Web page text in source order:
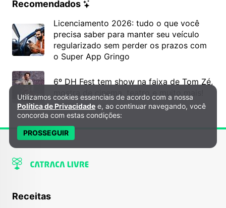
Recomendados
Licenciamento 2026: tudo o que você
precisa saber para manter seu veículo
regularizado sem perder os prazos com
o Super App Gringo
6º DH Fest tem show na faixa de Tom Zé,
mostra de cinema, teatro e muito mais!
Receitas
Política de Privacidade e Cookies
Utilizamos cookies essenciais de acordo com a nossa
Política de Privacidade e, ao continuar navegando, você
concorda com estas condições:
PROSSEGUIR